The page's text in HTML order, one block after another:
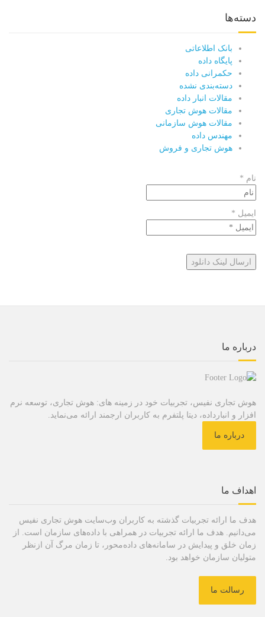
دسته‌ها
بانک اطلاعاتی
پایگاه داده
حکمرانی داده
دسته‌بندی نشده
مقالات انبار داده
مقالات هوش تجاری
مقالات هوش سازمانی
مهندس داده
هوش تجاری و فروش
نام *
ایمیل *
درباره ما
هوش تجاری نفیس، تجربیات خود در زمینه های: هوش تجاری، توسعه نرم
افزار و انبارداده، دیتا پلتفرم به کاربران ارجمند ارائه می‌نماید.
درباره ما
اهداف ما
هدف ما ارائه تجربیات گذشته به کاربران وب‌سایت هوش تجاری نفیس
می‌دانیم. هدف ما ارائه تجربیات در همراهی با داده‌های سازمان است. از
زمان خلق و پیدایش در سامانه‌های داده‌محور، تا زمان مرگ آن ازنظر
متولیان سازمان خواهد بود.
رسالت ما